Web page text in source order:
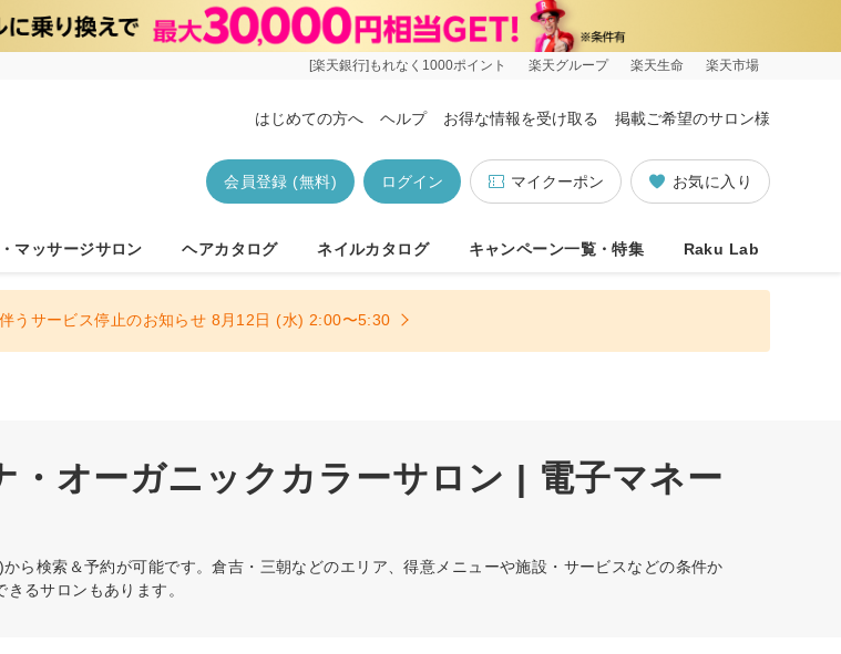
[楽天銀行]もれなく1000ポイント 楽天グループ 楽天生命 楽天市場
はじめての方へ ヘルプ お得な情報を受け取る 掲載ご希望のサロン様
お気に入り
マイクーポン
ログイン
会員登録 (無料)
マッサージサロン ヘアカタログ ネイルカタログ キャンペーン一覧・特集 Raku Lab
うサービス停止のお知らせ 8月12日 (水) 2:00〜5:30
・オーガニックカラーサロン | 電子マネー
ら検索＆予約が可能です。倉吉・三朝などのエリア、得意メニューや施設・サービスなどの条件か
るサロンもあります。